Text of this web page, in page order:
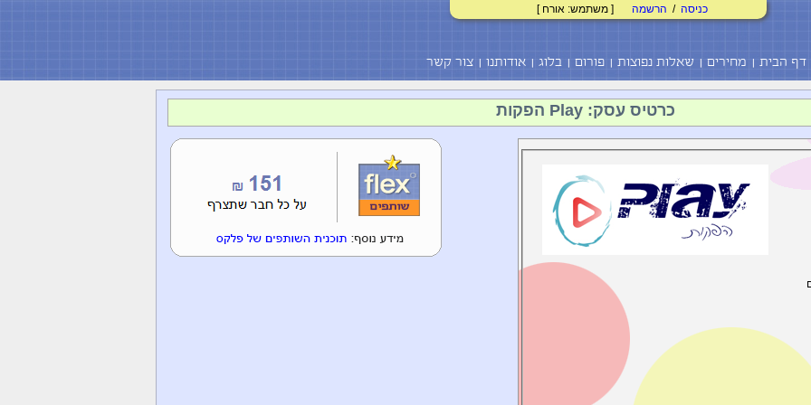
כניסה / הרשמה [ משתמש: אורח ]
דף הבית מחירים שאלות נפוצות פורום בלוג אודותנו צור קשר
כרטיס עסק: Play הפקות